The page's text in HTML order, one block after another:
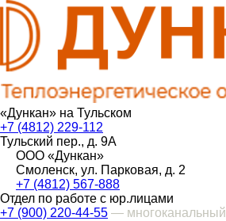
«Дункан» на Тульском
+7 (4812) 229-112
Тульский пер., д. 9А
ООО «Дункан»
Смоленск, ул. Парковая, д. 2
+7 (4812) 567-888
Отдел по работе с юр.лицами
+7 (900) 220-44-55 — многоканальный